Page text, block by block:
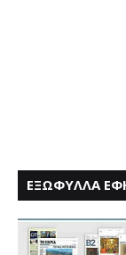
ΕΞΩΦΥΛΛΑ